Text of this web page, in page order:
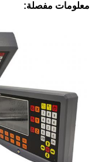
معلومات مفصلة: